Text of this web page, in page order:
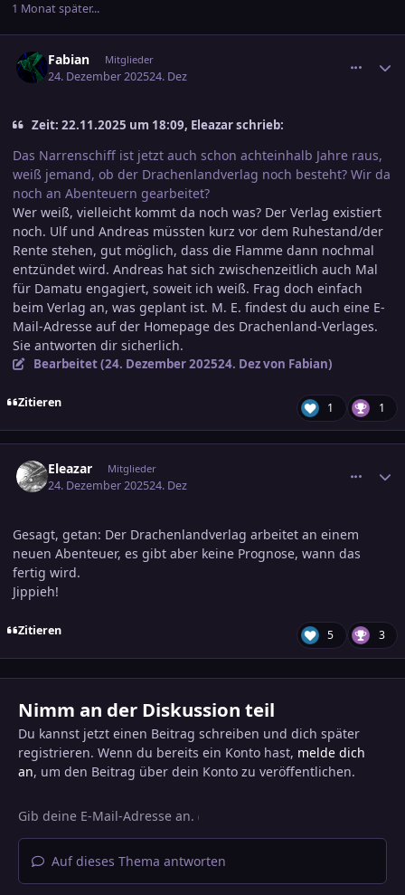
1 Monat später...
Fabian Mitglieder
24. Dezember 202524. Dez
Zeit: 22.11.2025 um 18:09, Eleazar schrieb:
Das Narrenschiff ist jetzt auch schon achteinhalb Jahre raus,
weiß jemand, ob der Drachenlandverlag noch besteht? Wir da
noch an Abenteuern gearbeitet?
Wer weiß, vielleicht kommt da noch was? Der Verlag existiert
noch. Ulf und Andreas müssten kurz vor dem Ruhestand/der
Rente stehen, gut möglich, dass die Flamme dann nochmal
entzündet wird. Andreas hat sich zwischenzeitlich auch Mal
für Damatu engagiert, soweit ich weiß. Frag doch einfach
beim Verlag an, was geplant ist. M. E. findest du auch eine E-
Mail-Adresse auf der Homepage des Drachenland-Verlages.
Sie antworten dir sicherlich.
Bearbeitet (24. Dezember 202524. Dezvon Fabian)
Zitieren 1 1
Eleazar Mitglieder
24. Dezember 202524. Dez
Gesagt, getan: Der Drachenlandverlag arbeitet an einem
neuen Abenteuer, es gibt aber keine Prognose, wann das
fertig wird.
Jippieh!
Zitieren 5 3
Nimm an der Diskussion teil
Du kannst jetzt einen Beitrag schreiben und dich später
registrieren. Wenn du bereits ein Konto hast, melde dich
an, um den Beitrag über dein Konto zu veröffentlichen.
Auf dieses Thema antworten